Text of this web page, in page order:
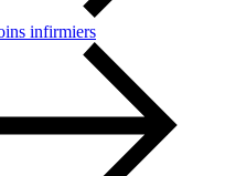
infirmiers